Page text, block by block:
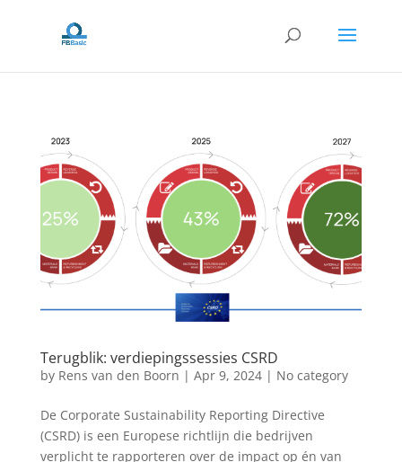
Terugblik: verdiepingssessies CSRD
by Rens van den Boorn | Apr 9, 2024| No category
De Corporate Sustainability Reporting Directive
(CSRD) is een Europese richtlijn die bedrijven
verplicht te rapporteren over de impact op én van